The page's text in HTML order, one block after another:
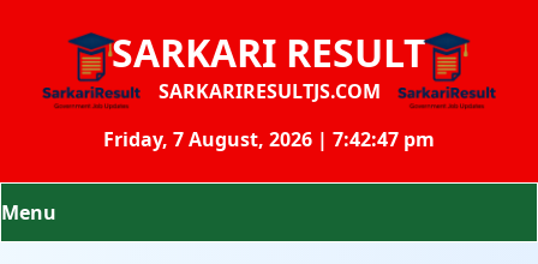
SARKARI RESULT
SARKARIRESULTJS.COM
Friday, 7 August, 2026 | 7:42:47 pm
Menu